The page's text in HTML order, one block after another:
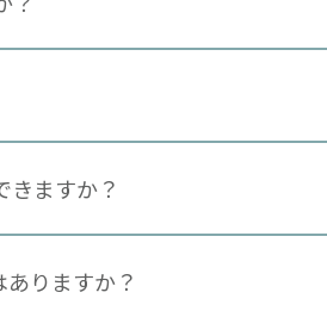
きますか？
りますか？